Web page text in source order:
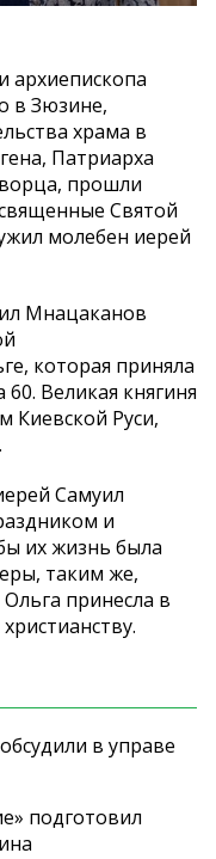
архиепископа
в Зюзине,
храма в
Патриарха
прошли
Святой
молебен иерей
Мнацаканов
которая приняла
Великая княгиня
Киевской Руси,
Самуил
и
их жизнь была
таким же,
принесла в
в управе
подготовил